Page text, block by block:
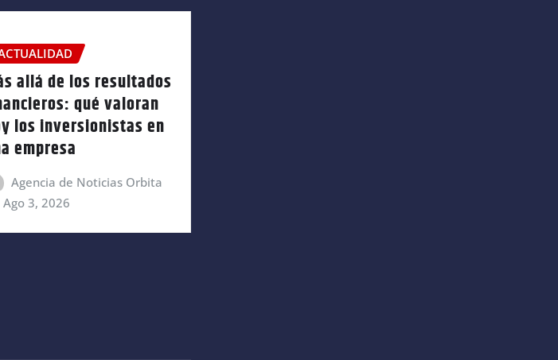
allá de los resultados
qué valoran
los inversionistas en
empresa
Agencia de Noticias Orbita
Ago 3, 2026